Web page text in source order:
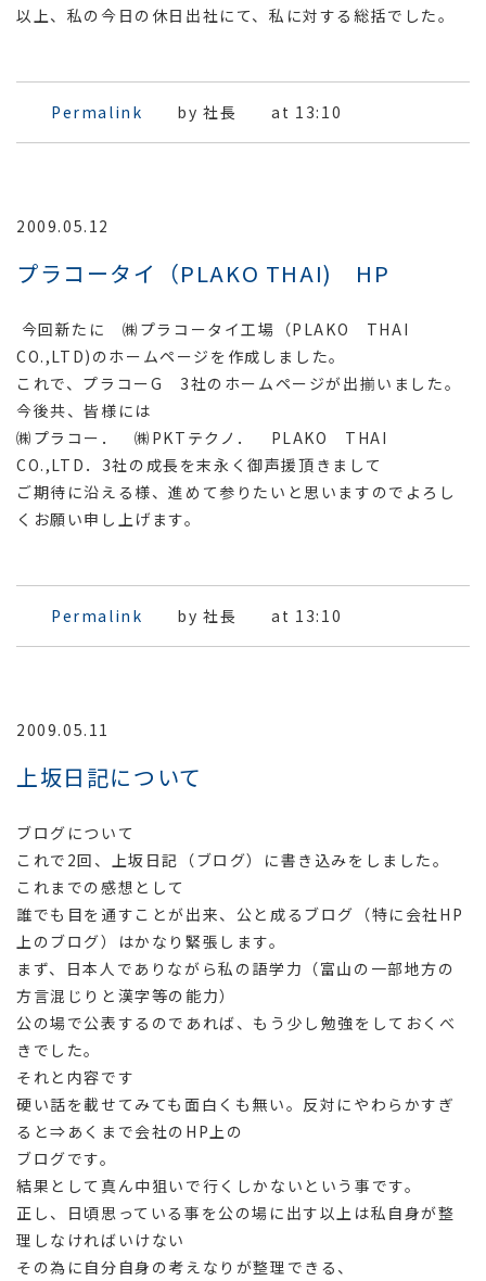
以上、私の今日の休日出社にて、私に対する総括でした。
Permalink by 社長 at 13:10
2009.05.12
プラコータイ（PLAKO THAI) HP
今回新たに ㈱プラコータイ工場（PLAKO THAI
CO.,LTD)のホームページを作成しました。
これで、プラコーG 3社のホームページが出揃いました。
今後共、皆様には
㈱プラコー． ㈱PKTテクノ． PLAKO THAI
CO.,LTD．3社の成長を末永く御声援頂きまして
ご期待に沿える様、進めて参りたいと思いますのでよろし
くお願い申し上げます。
Permalink by 社長 at 13:10
2009.05.11
上坂日記について
ブログについて
これで2回、上坂日記（ブログ）に書き込みをしました。
これまでの感想として
誰でも目を通すことが出来、公と成るブログ（特に会社HP
上のブログ）はかなり緊張します。
まず、日本人でありながら私の語学力（富山の一部地方の
方言混じりと漢字等の能力）
公の場で公表するのであれば、もう少し勉強をしておくべ
きでした。
それと内容です
硬い話を載せてみても面白くも無い。反対にやわらかすぎ
ると⇒あくまで会社のHP上の
ブログです。
結果として真ん中狙いで行くしかないという事です。
正し、日頃思っている事を公の場に出す以上は私自身が整
理しなければいけない
その為に自分自身の考えなりが整理できる、